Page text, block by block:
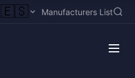
🇪🇸 Manufacturers List